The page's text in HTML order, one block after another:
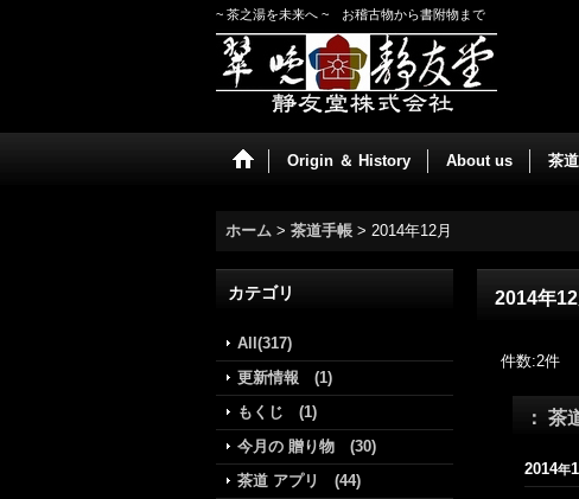
~ 茶之湯を未来へ ~ お稽古物から書附物まで
Origin ＆ History About us 茶
ホーム > 茶道手帳 > 2014年12月
カテゴリ
All(317)
更新情報 (1)
もくじ (1)
今月の 贈り物 (30)
茶道 アプリ (44)
2014年12
件数:2件
：
2014年